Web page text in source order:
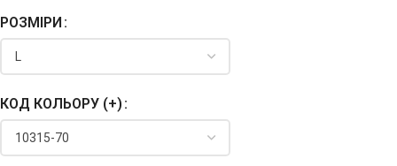
РОЗМІРИ
КОД КОЛЬОРУ (+)